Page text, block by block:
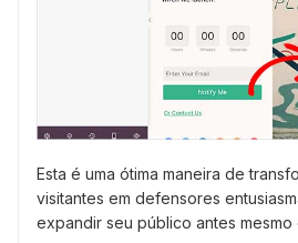
Esta é uma ótima maneira de
visitantes em defensores
expandir seu público antes